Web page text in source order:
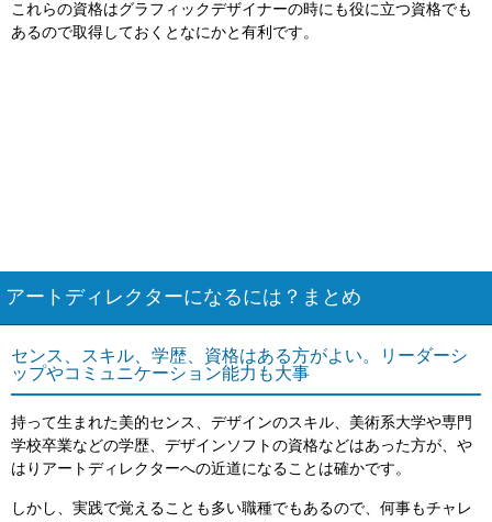
これらの資格はグラフィックデザイナーの時にも役に立つ資格でも
あるので取得しておくとなにかと有利です。
アートディレクターになるには？まとめ
センス、スキル、学歴、資格はある方がよい。リーダーシ
ップやコミュニケーション能力も大事
持って生まれた美的センス、デザインのスキル、美術系大学や専門
学校卒業などの学歴、デザインソフトの資格などはあった方が、や
はりアートディレクターへの近道になることは確かです。
しかし、実践で覚えることも多い職種でもあるので、何事もチャレ